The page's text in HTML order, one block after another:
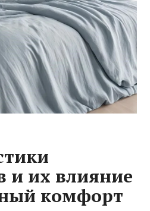
и их влияние
комфорт